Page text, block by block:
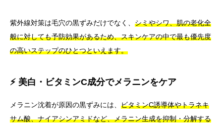
紫外線対策は毛穴の黒ずみだけでなく、 シミやシワ、肌の老化全
般に対しても予防効果があるため、スキンケアの中で最も優先度
の高いステップのひとつといえます。
⚡ 美白・ビタミンC成分でメラニンをケア
メラニン沈着が原因の黒ずみには、 ビタミンC誘導体やトラネキ
サム酸、ナイアシンアミドなど、メラニン生成を抑制・分解する